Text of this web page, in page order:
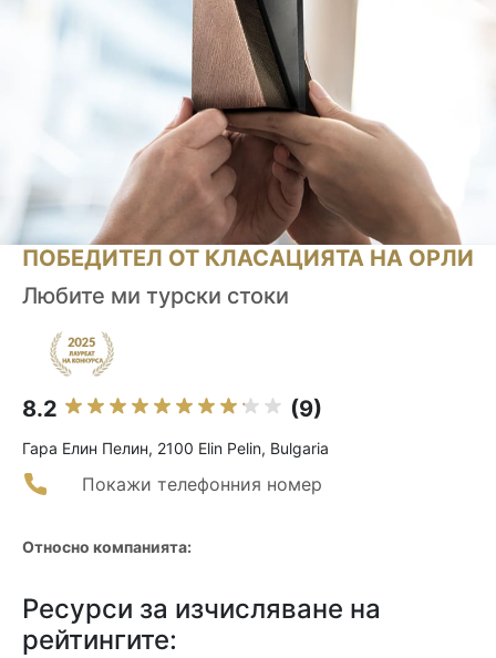
ПОБЕДИТЕЛ ОТ КЛАСАЦИЯТА НА ОРЛИ
Любите ми турски стоки
8.2 (9)
Гара Елин Пелин, 2100 Elin Pelin, Bulgaria
Покажи телефонния номер
Относно компанията:
Ресурси за изчисляване на
рейтингите: